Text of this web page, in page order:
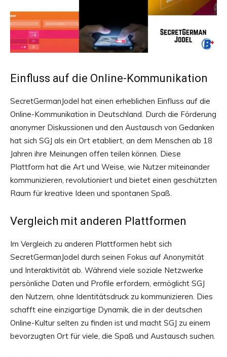
Einfluss auf die Online-Kommunikation
SecretGermanJodel hat einen erheblichen Einfluss auf die
Online-Kommunikation in Deutschland. Durch die Förderung
anonymer Diskussionen und den Austausch von Gedanken
hat sich SGJ als ein Ort etabliert, an dem Menschen ab 18
Jahren ihre Meinungen offen teilen können. Diese
Plattform hat die Art und Weise, wie Nutzer miteinander
kommunizieren, revolutioniert und bietet einen geschützten
Raum für kreative Ideen und spontanen Spaß.
Vergleich mit anderen Plattformen
Im Vergleich zu anderen Plattformen hebt sich
SecretGermanJodel durch seinen Fokus auf Anonymität
und Interaktivität ab. Während viele soziale Netzwerke
persönliche Daten und Profile erfordern, ermöglicht SGJ
den Nutzern, ohne Identitätsdruck zu kommunizieren. Dies
schafft eine einzigartige Dynamik, die in der deutschen
Online-Kultur selten zu finden ist und macht SGJ zu einem
bevorzugten Ort für viele, die Spaß und Austausch suchen.